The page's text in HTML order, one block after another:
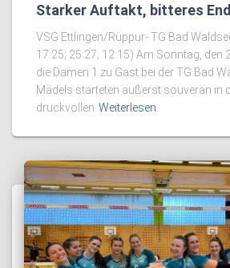
Starker Auftakt, bitteres
VSG Ettlingen/Rüppur- TG Bad
17:25; 25:27; 12:15) Am Sonntag, den
die Damen 1 zu Gast bei der TG Bad
Mädels starteten äußerst souverän in
druckvollen Weiterlesen